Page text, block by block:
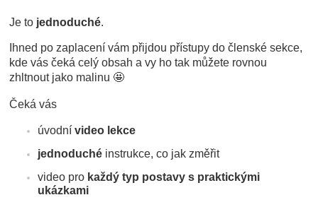
Je to jednoduché.
Ihned po zaplacení vám přijdou přístupy do členské sekce,
kde vás čeká celý obsah a vy ho tak můžete rovnou
zhltnout jako malinu 🤩
Čeká vás
úvodnívideo lekce
jednoduché instrukce, co jak změřit
video pro každý typ postavy s praktickými
ukázkami